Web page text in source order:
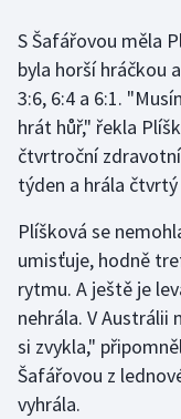
Florbal
Futsal
Golf
Gymnastika
Házená
Judo
S Šafářovou měla
byla horší hráčkou
3:6, 6:4 a 6:1.
hrát hůř," řekla
čtvrtroční
týden a hrála čtvrtý
Plíšková se
umisťuje, hodně
rytmu. A ještě je
nehrála. V Austrálii
si zvykla,"
Šafářovou z
vyhrála.